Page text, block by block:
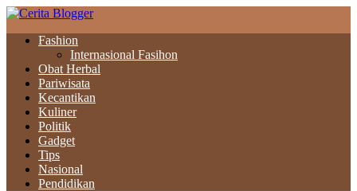
Fashion
Internasional Fasihon
Obat Herbal
Pariwisata
Kecantikan
Kuliner
Politik
Gadget
Tips
Nasional
Pendidikan